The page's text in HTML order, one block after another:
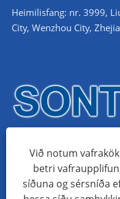
Heimilisfang: nr. 3999,
City, Wenzhou City,
Höfundarréttur © 2024
Við notum
betri
síðuna og sérsníða